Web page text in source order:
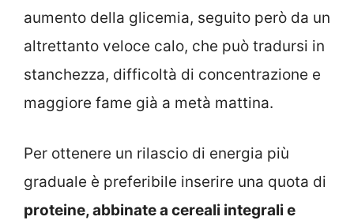
aumento della glicemia, seguito però da un
altrettanto veloce calo, che può tradursi in
stanchezza, difficoltà di concentrazione e
maggiore fame già a metà mattina.
Per ottenere un rilascio di energia più
graduale è preferibile inserire una quota di
proteine, abbinate a cereali integrali e